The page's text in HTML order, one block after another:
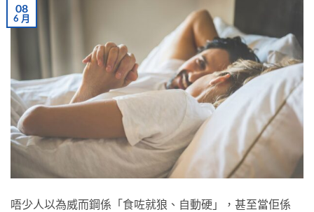
08
6 月
唔少人以為威而鋼係「食咗就狼、自動硬」，甚至當佢係